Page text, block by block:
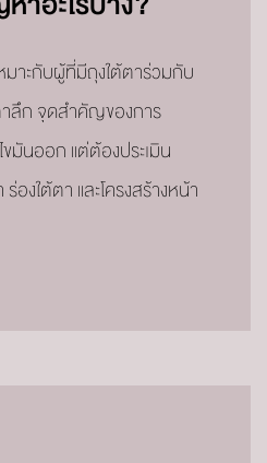
าะกับผู้ที่มีถุงใต้ตาร่วมกับ
ลึก จุดสำคัญของการ
ขมันออก แต่ต้องประเมิน
งใต้ตา และโครงสร้างหน้า